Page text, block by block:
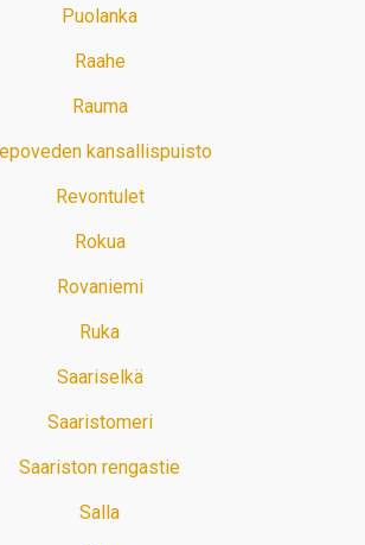
Puolanka
Raahe
Rauma
kansallispuisto
Revontulet
Rokua
Rovaniemi
Ruka
Saariselkä
Saaristomeri
Saariston rengastie
Salla